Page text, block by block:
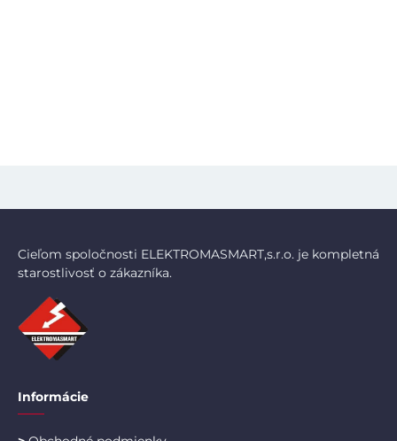
Cieľom spoločnosti ELEKTROMASMART,s.r.o. je kompletná
starostlivosť o zákazníka.
Informácie